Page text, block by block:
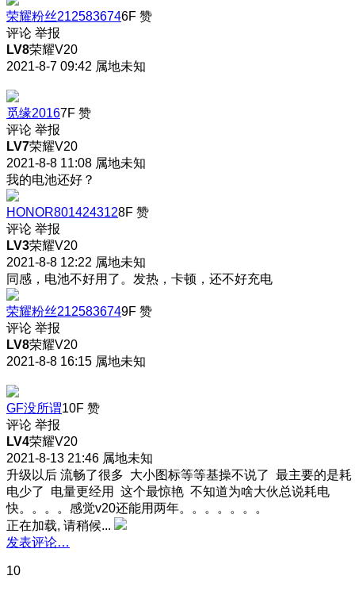
荣耀粉丝2125836746F 赞
评论 举报
LV8荣耀V20
2021-8-7 09:42 属地未知
觅缘20167F 赞
评论 举报
LV7荣耀V20
2021-8-8 11:08 属地未知
我的电池还好？
HONOR8014243128F 赞
评论 举报
LV3荣耀V20
2021-8-8 12:22 属地未知
同感，电池不好用了。发热，卡顿，还不好充电
荣耀粉丝2125836749F 赞
评论 举报
LV8荣耀V20
2021-8-8 16:15 属地未知
GF没所谓10F 赞
评论 举报
LV4荣耀V20
2021-8-13 21:46 属地未知
升级以后 流畅了很多 大小图标等等基操不说了 最主要的是耗
电少了 电量更经用 这个最惊艳 不知道为啥大伙总说耗电
快。。。。感觉v20还能用两年。。。。。。。
正在加载, 请稍候...
发表评论…
10